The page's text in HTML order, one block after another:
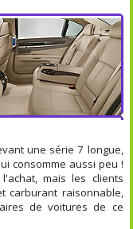
une série 7 longue,
consomme aussi peu !
mais les clients
carburant raisonnable,
de voitures de ce